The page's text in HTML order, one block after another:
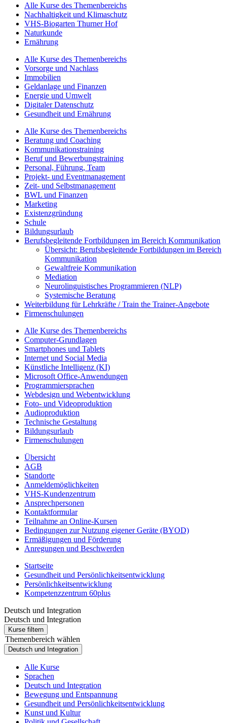
Alle Kurse des Themenbereichs
Nachhaltigkeit und Klimaschutz
VHS-Biogarten Thurner Hof
Naturkunde
Ernährung
Alle Kurse des Themenbereichs
Vorsorge und Nachlass
Immobilien
Geldanlage und Finanzen
Energie und Umwelt
Digitaler Datenschutz
Gesundheit und Ernährung
Alle Kurse des Themenbereichs
Beratung und Coaching
Kommunikationstraining
Beruf und Bewerbungstraining
Personal, Führung, Team
Projekt- und Eventmanagement
Zeit- und Selbstmanagement
BWL und Finanzen
Marketing
Existenzgründung
Schule
Bildungsurlaub
Berufsbegleitende Fortbildungen im Bereich Kommunikation
Übersicht: Berufsbegleitende Fortbildungen im Bereich
Kommunikation
Gewaltfreie Kommunikation
Mediation
Neurolinguistisches Programmieren (NLP)
Systemische Beratung
Weiterbildung für Lehrkräfte / Train the Trainer-Angebote
Firmenschulungen
Alle Kurse des Themenbereichs
Computer-Grundlagen
Smartphones und Tablets
Internet und Social Media
Künstliche Intelligenz (KI)
Microsoft Office-Anwendungen
Programmiersprachen
Webdesign und Webentwicklung
Foto- und Videoproduktion
Audioproduktion
Technische Gestaltung
Bildungsurlaub
Firmenschulungen
Übersicht
AGB
Standorte
Anmeldemöglichkeiten
VHS-Kundenzentrum
Ansprechpersonen
Kontaktformular
Teilnahme an Online-Kursen
Bedingungen zur Nutzung eigener Geräte (BYOD)
Ermäßigungen und Förderung
Anregungen und Beschwerden
Startseite
Gesundheit und Persönlichkeitsentwicklung
Persönlichkeitsentwicklung
Kompetenzzentrum 60plus
Deutsch und Integration
Deutsch und Integration
Kurse filtern
Themenbereich wählen
Deutsch und Integration
Alle Kurse
Sprachen
Deutsch und Integration
Bewegung und Entspannung
Gesundheit und Persönlichkeitsentwicklung
Kunst und Kultur